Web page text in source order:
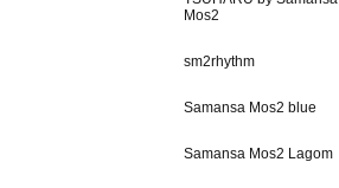
Mos2
sm2rhythm
Samansa Mos2 blue
Samansa Mos2 Lagom